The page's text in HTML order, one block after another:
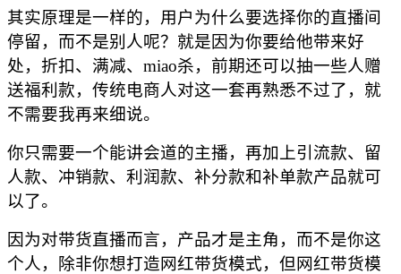
其实原理是一样的，用户为什么要选择你的直播间
停留，而不是别人呢？就是因为你要给他带来好
处，折扣、满减、 miao杀，前期还可以抽一些人赠
送福利款，传统电商人对这一套再熟悉不过了，就
不需要我再来细说。
你只需要一个能讲会道的主播，再加上引流款、留
人款、冲销款、利润款、补分款和补单款产品就可
以了。
因为对带货直播而言，产品才是主角，而不是你这
个人，除非你想打造网红带货模式，但网红带货模